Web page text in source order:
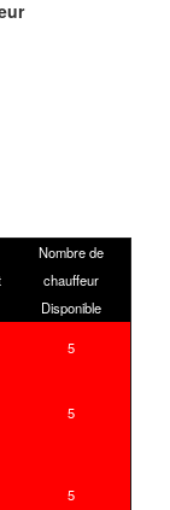
Nombre de
chauffeur
Disponible
5
5
5